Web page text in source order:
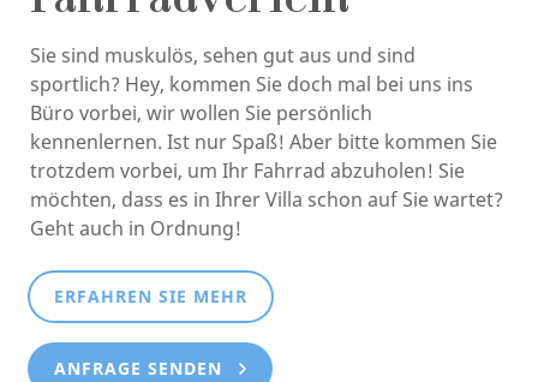
Sie sind muskulös, sehen gut aus und sind
sportlich? Hey, kommen Sie doch mal bei uns ins
Büro vorbei, wir wollen Sie persönlich
kennenlernen. Ist nur Spaß! Aber bitte kommen Sie
trotzdem vorbei, um Ihr Fahrrad abzuholen! Sie
möchten, dass es in Ihrer Villa schon auf Sie wartet?
Geht auch in Ordnung!
ERFAHREN SIE MEHR
ANFRAGE SENDEN